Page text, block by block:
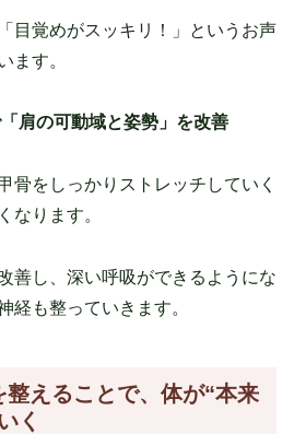
目覚めがスッキリ！」というお声
ます。
肩の可動域と姿勢」を改善
骨をしっかりストレッチしていく
なります。
善し、深い呼吸ができるようにな
経も整っていきます。
えることで、体が“本来
く